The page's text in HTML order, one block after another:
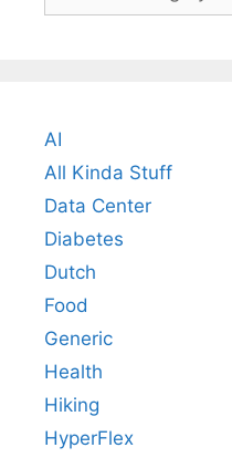
AI
All Kinda Stuff
Data Center
Diabetes
Dutch
Food
Generic
Health
Hiking
HyperFlex